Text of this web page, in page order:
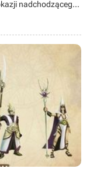
nadchodzącego
zastąpić
(CASC).